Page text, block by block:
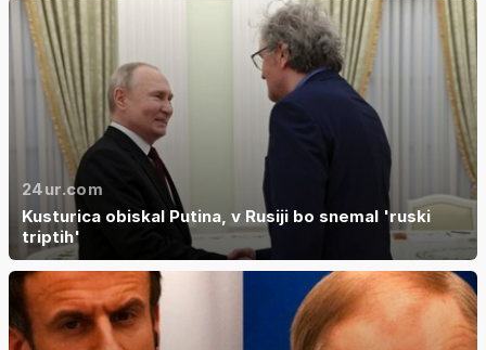
24ur.com
Kusturica obiskal Putina, v Rusiji bo snemal 'ruski
triptih'